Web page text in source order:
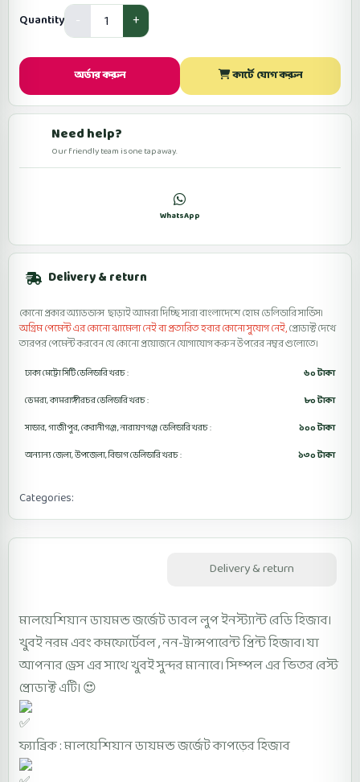
Quantity
অর্ডার করুন কার্টে যোগ করুন
Need help?
Our friendly team is one tap away.
WhatsApp
Delivery & return
কোনো প্রকার অ্যাডভান্স ছাড়াই আমরা দিচ্ছি সারা বাংলাদেশে হোম ডেলিভারি সার্ভিস।
অগ্রিম পেমেন্ট এর কোনো ঝামেলা নেই বা প্রতারিত হবার কোনো সুযোগ নেই,প্রোডাক্ট দেখে
তারপর পেমেন্ট করবেন যে কোনো প্রয়োজনে যোগাযোগ করুন উপরের নম্বর গুলোতে।
ঢাকা মেট্রো সিটি ডেলিভারি খরচ :
৬০ টাকা
ডেমরা, কামরাঙ্গীরচর ডেলিভারি খরচ :
৮০ টাকা
সাভার, গাজীপুর, কেরানীগঞ্জ, নারায়ণগঞ্জ ডেলিভারি খরচ :
১০০ টাকা
অন্যান্য জেলা, উপজেলা, বিভাগ ডেলিভারি খরচ :
১৩০ টাকা
Categories:
Delivery & return
মালয়েশিয়ান ডায়মন্ড জর্জেট ডাবল লুপ ইনস্ট্যান্ট রেডি হিজাব।
খুবই নরম এবং কমফোর্টেবল , নন-ট্রান্সপারেন্ট প্রিন্ট হিজাব। যা
আপনার ড্রেস এর সাথে খুবই সুন্দর মানাবে। সিম্পল এর ভিতর বেস্ট
প্রোডাক্ট এটি। 😍
ফ্যাব্রিক : মালয়েশিয়ান ডায়মন্ড জর্জেট কাপড়ের হিজাব